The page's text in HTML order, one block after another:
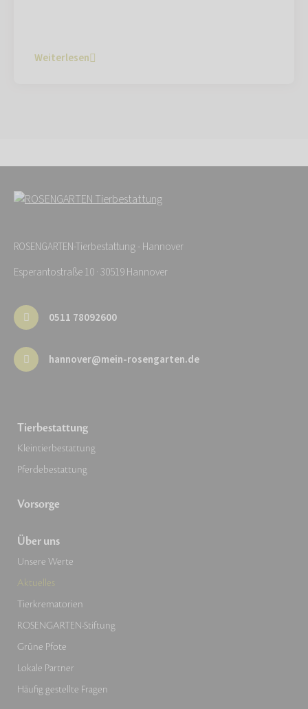
Weiterlesen
ROSENGARTEN-Tierbestattung - Hannover
Esperantostraße 10 · 30519 Hannover
0511 78092600
hannover@mein-rosengarten.de
Tierbestattung
Kleintierbestattung
Pferdebestattung
Vorsorge
Über uns
Unsere Werte
Aktuelles
Tierkrematorien
ROSENGARTEN-Stiftung
Grüne Pfote
Lokale Partner
Häufig gestellte Fragen